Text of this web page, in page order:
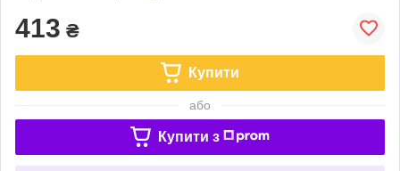
413 ₴
Купити
або
Купити з